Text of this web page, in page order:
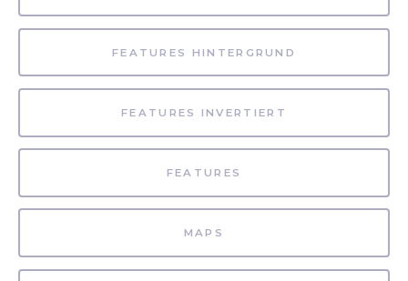
FEATURES HINTERGRUND
FEATURES INVERTIERT
FEATURES
MAPS